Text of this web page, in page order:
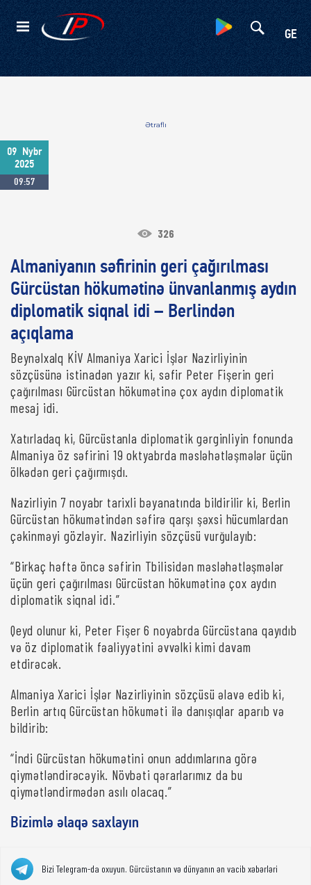
GE
Kateqoriyalar
Ətraflı
09
Nybr
2025
09:57
326
Almaniyanın səfirinin geri çağırılması
Gürcüstan hökumətinə ünvanlanmış aydın
diplomatik siqnal idi – Berlindən
açıqlama
Beynəlxalq KİV Almaniya Xarici İşlər Nazirliyinin
sözçüsünə istinadən yazır ki, səfir Peter Fişerin geri
çağırılması Gürcüstan hökumətinə çox aydın diplomatik
mesaj idi.
Xatırladaq ki, Gürcüstanla diplomatik gərginliyin fonunda
Almaniya öz səfirini 19 oktyabrda məsləhətləşmələr üçün
ölkədən geri çağırmışdı.
Nazirliyin 7 noyabr tarixli bəyanatında bildirilir ki, Berlin
Gürcüstan hökumətindən səfirə qarşı şəxsi hücumlardan
çəkinməyi gözləyir. Nazirliyin sözçüsü vurğulayıb:
“Birkaç həftə öncə səfirin Tbilisidən məsləhətləşmələr
üçün geri çağırılması Gürcüstan hökumətinə çox aydın
diplomatik siqnal idi.”
Qeyd olunur ki, Peter Fişer 6 noyabrda Gürcüstana qayıdıb
və öz diplomatik fəaliyyətini əvvəlki kimi davam
etdirəcək.
Almaniya Xarici İşlər Nazirliyinin sözçüsü əlavə edib ki,
Berlin artıq Gürcüstan hökuməti ilə danışıqlar aparıb və
bildirib:
“İndi Gürcüstan hökumətini onun addımlarına görə
qiymətləndirəcəyik. Növbəti qərarlarımız da bu
qiymətləndirmədən asılı olacaq.”
Bizimlə əlaqə saxlayın
Bizi Telegram-da oxuyun. Gürcüstanın və dünyanın ən vacib xəbərləri